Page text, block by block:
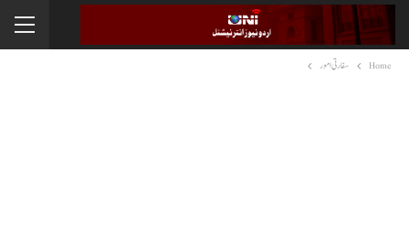
Home سفارتی امور